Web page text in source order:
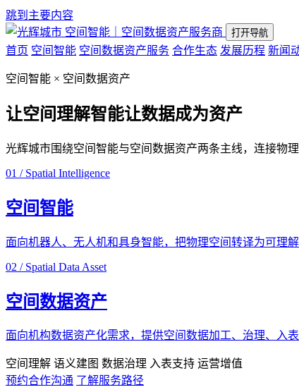
跳到主要内容
空间智能｜空间数据资产服务商
打开导航
首页 空间智能 空间数据资产服务 合作生态 发展历程 新闻
空间智能 × 空间数据资产
让空间理解智能让数据成为资产
光辉城市围绕空间智能与空间数据资产两条主线，连接物
01 / Spatial Intelligence
空间智能
面向机器人、无人机和具身智能，把物理空间转译为可理
02 / Spatial Data Asset
空间数据资产
面向机构数据资产化需求，提供空间数据加工、治理、入
空间理解 语义建图 数据治理 入表支持 运营增值
预约合作沟通 了解服务路径